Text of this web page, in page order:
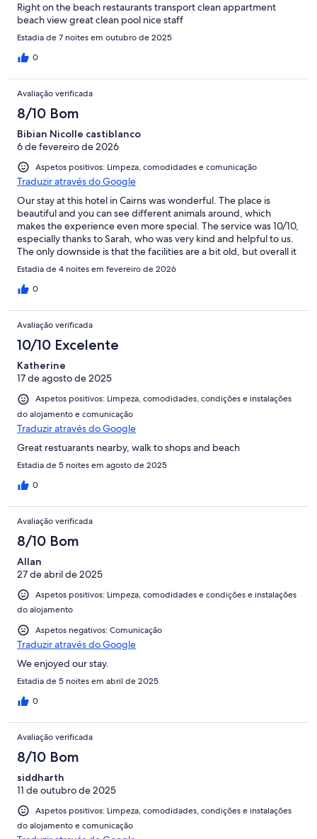
Right on the beach restaurants transport clean appartment
beach view great clean pool nice staff
Estadia de 7 noites em outubro de 2025
0
Avaliação verificada
8/10 Bom
Bibian Nicolle castiblanco
6 de fevereiro de 2026
Aspetos positivos: Limpeza, comodidades e comunicação
Traduzir através do Google
Our stay at this hotel in Cairns was wonderful. The place is
beautiful and you can see different animals around, which
makes the experience even more special. The service was 10/10,
especially thanks to Sarah, who was very kind and helpful to us.
The only downside is that the facilities are a bit old, but overall it
was a great experience.
Estadia de 4 noites em fevereiro de 2026
0
Avaliação verificada
10/10 Excelente
Katherine
17 de agosto de 2025
Aspetos positivos: Limpeza, comodidades, condições e instalações
do alojamento e comunicação
Traduzir através do Google
Great restuarants nearby, walk to shops and beach
Estadia de 5 noites em agosto de 2025
0
Avaliação verificada
8/10 Bom
Allan
27 de abril de 2025
Aspetos positivos: Limpeza, comodidades e condições e instalações
do alojamento
Aspetos negativos: Comunicação
Traduzir através do Google
We enjoyed our stay.
Estadia de 5 noites em abril de 2025
0
Avaliação verificada
8/10 Bom
siddharth
11 de outubro de 2025
Aspetos positivos: Limpeza, comodidades, condições e instalações
do alojamento e comunicação